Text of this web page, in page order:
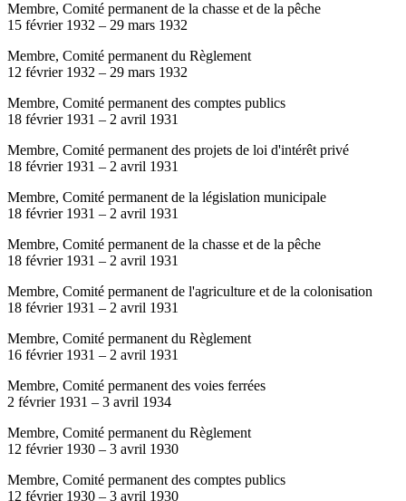
Membre, Comité permanent de la chasse et de la pêche
15 février 1932 – 29 mars 1932
Membre, Comité permanent du Règlement
12 février 1932 – 29 mars 1932
Membre, Comité permanent des comptes publics
18 février 1931 – 2 avril 1931
Membre, Comité permanent des projets de loi d'intérêt privé
18 février 1931 – 2 avril 1931
Membre, Comité permanent de la législation municipale
18 février 1931 – 2 avril 1931
Membre, Comité permanent de la chasse et de la pêche
18 février 1931 – 2 avril 1931
Membre, Comité permanent de l'agriculture et de la colonisation
18 février 1931 – 2 avril 1931
Membre, Comité permanent du Règlement
16 février 1931 – 2 avril 1931
Membre, Comité permanent des voies ferrées
2 février 1931 – 3 avril 1934
Membre, Comité permanent du Règlement
12 février 1930 – 3 avril 1930
Membre, Comité permanent des comptes publics
12 février 1930 – 3 avril 1930